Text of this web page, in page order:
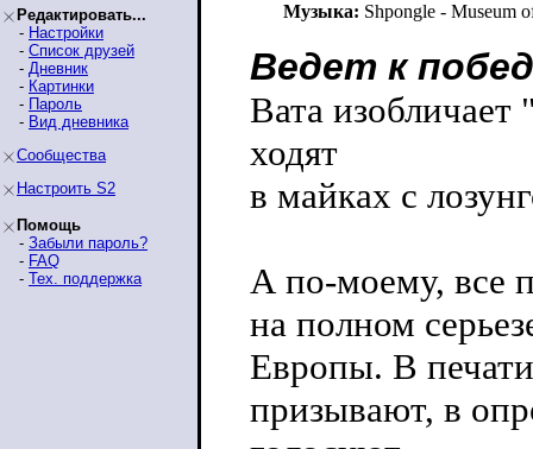
Редактировать...
- Настройки
- Список друзей
- Дневник
- Картинки
- Пароль
- Вид дневника
Сообщества
Настроить S2
Помощь
- Забыли пароль?
- FAQ
- Тех. поддержка
Музыка: Shpongle - Museum
Ведет к
Вата
ходят
в майках с
А по-моему, все
на полном
Европы. В
призывают, в